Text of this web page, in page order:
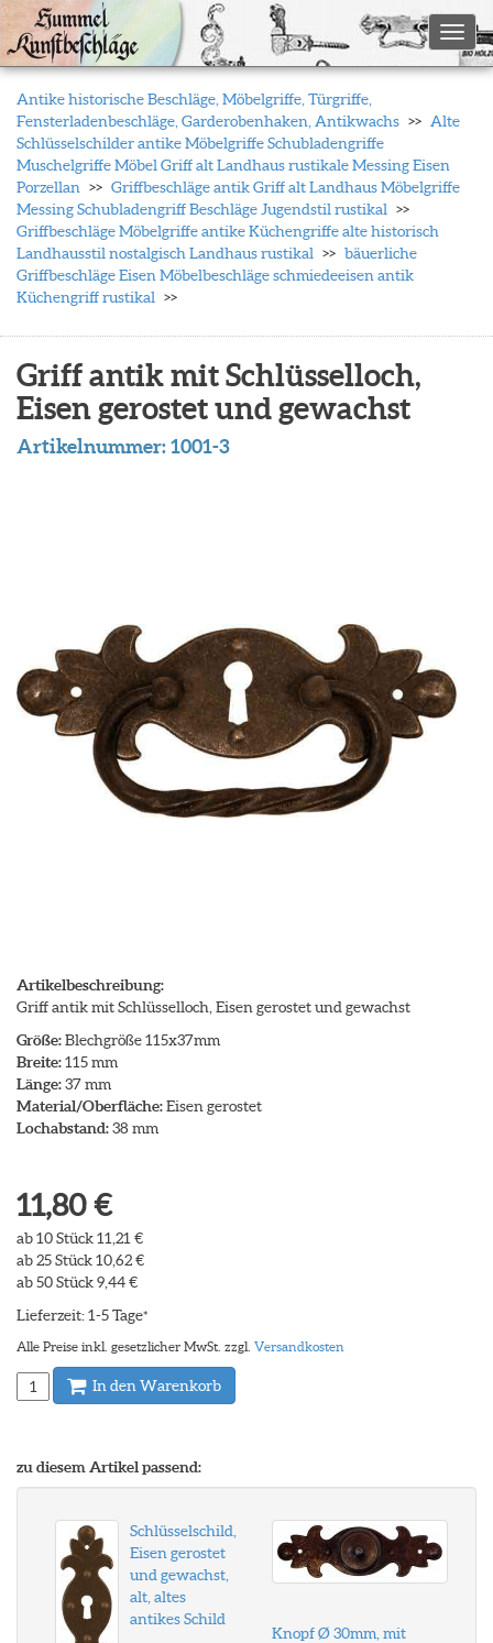
Antike historische Beschläge, Möbelgriffe, Türgriffe,
Fensterladenbeschläge, Garderobenhaken, Antikwachs
Alte
Schlüsselschilder antike Möbelgriffe Schubladengriffe
Muschelgriffe Möbel Griff alt Landhaus rustikale Messing Eisen
Porzellan
Griffbeschläge antik Griff alt Landhaus Möbelgriffe
Messing Schubladengriff Beschläge Jugendstil rustikal
Griffbeschläge Möbelgriffe antike Küchengriffe alte historisch
Landhausstil nostalgisch Landhaus rustikal
bäuerliche
Griffbeschläge Eisen Möbelbeschläge schmiedeeisen antik
Küchengriff rustikal
Griff antik mit Schlüsselloch,
Eisen gerostet und gewachst
Artikelnummer:1001-3
Artikelbeschreibung:
Griff antik mit Schlüsselloch, Eisen gerostet und gewachst
Größe:Blechgröße 115x37mm
Breite:115 mm
Länge:37 mm
Material/Oberfläche:Eisen gerostet
Lochabstand:38 mm
11,80 €
ab 10 Stück 11,21 €
ab 25 Stück 10,62 €
ab 50 Stück 9,44 €
Lieferzeit: 1-5 Tage*
Alle Preise inkl. gesetzlicher MwSt. zzgl. Versandkosten
In den Warenkorb
zu diesem Artikel passend:
Schlüsselschild,
Eisen gerostet
und gewachst,
alt, altes
antikes Schild
Knopf Ø 30mm, mit